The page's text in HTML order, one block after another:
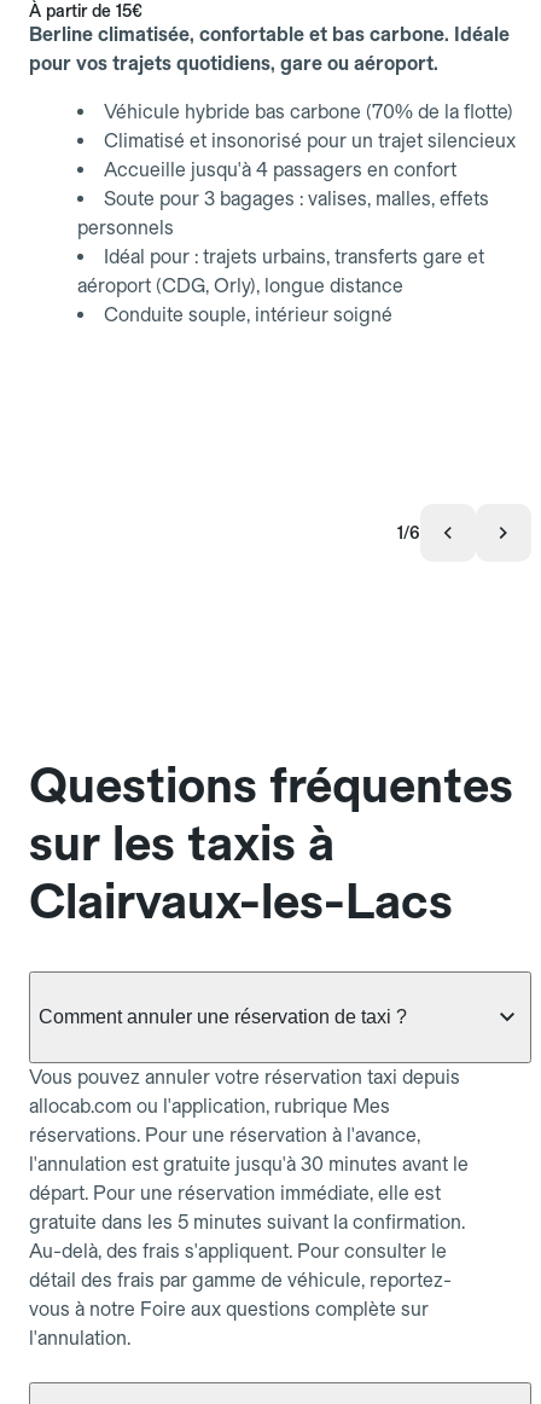
À partir de 15€
Berline climatisée, confortable et bas carbone. Idéale
pour vos trajets quotidiens, gare ou aéroport.
Véhicule hybride bas carbone (70% de la flotte)
Climatisé et insonorisé pour un trajet silencieux
Accueille jusqu'à 4 passagers en confort
Soute pour 3 bagages : valises, malles, effets
personnels
Idéal pour : trajets urbains, transferts gare et
aéroport (CDG, Orly), longue distance
Conduite souple, intérieur soigné
1/6
Questions fréquentes
sur les taxis à
Clairvaux-les-Lacs
Comment annuler une réservation de taxi ?
Vous pouvez annuler votre réservation taxi depuis
allocab.com ou l'application, rubrique Mes
réservations. Pour une réservation à l'avance,
l'annulation est gratuite jusqu'à 30 minutes avant le
départ. Pour une réservation immédiate, elle est
gratuite dans les 5 minutes suivant la confirmation.
Au-delà, des frais s'appliquent. Pour consulter le
détail des frais par gamme de véhicule, reportez-
vous à notre Foire aux questions complète sur
l'annulation.